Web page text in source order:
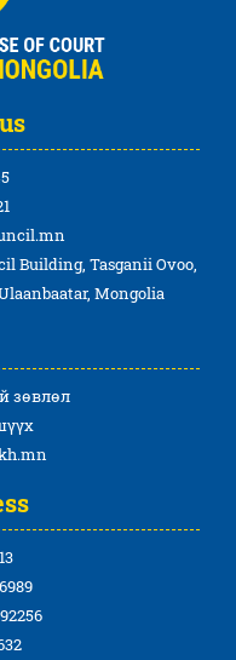
Building, Tasganii Ovoo,
Mongolia
зөвлөл